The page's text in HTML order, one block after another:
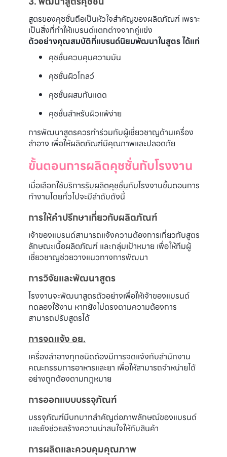
สูตรของคุชชั่นถือเป็นหัวใจสำคัญของผลิตภัณฑ์ เพราะ
เป็นสิ่งที่ทำให้แบรนด์แตกต่างจากคู่แข่ง
ตัวอย่างคุณสมบัติที่แบรนด์นิยมพัฒนาในสูตร ได้แก่
คุชชั่นควบคุมความมัน
คุชชั่นผิวโกลว์
คุชชั่นผสมกันแดด
คุชชั่นสำหรับผิวแพ้ง่าย
การพัฒนาสูตรควรทำร่วมกับผู้เชี่ยวชาญด้านเครื่อง
สำอาง เพื่อให้ผลิตภัณฑ์มีคุณภาพและปลอดภัย
ขั้นตอนการผลิตคุชชั่นกับโรงงาน
เมื่อเลือกใช้บริการรับผลิตคุชชั่นกับโรงงานขั้นตอนการ
ทำงานโดยทั่วไปจะมีลำดับดังนี้
การให้คำปรึกษาเกี่ยวกับผลิตภัณฑ์
เจ้าของแบรนด์สามารถแจ้งความต้องการเกี่ยวกับสูตร
ลักษณะเนื้อผลิตภัณฑ์ และกลุ่มเป้าหมาย เพื่อให้ทีมผู้
เชี่ยวชาญช่วยวางแนวทางการพัฒนา
การวิจัยและพัฒนาสูตร
โรงงานจะพัฒนาสูตรตัวอย่างเพื่อให้เจ้าของแบรนด์
ทดลองใช้งาน หากยังไม่ตรงตามความต้องการ
สามารถปรับสูตรได้
การจดแจ้ง อย.
เครื่องสำอางทุกชนิดต้องมีการจดแจ้งกับสำนักงาน
คณะกรรมการอาหารและยา เพื่อให้สามารถจำหน่ายได้
อย่างถูกต้องตามกฎหมาย
การออกแบบบรรจุภัณฑ์
บรรจุภัณฑ์มีบทบาทสำคัญต่อภาพลักษณ์ของแบรนด์
และยังช่วยสร้างความน่าสนใจให้กับสินค้า
การผลิตและควบคุมคุณภาพ